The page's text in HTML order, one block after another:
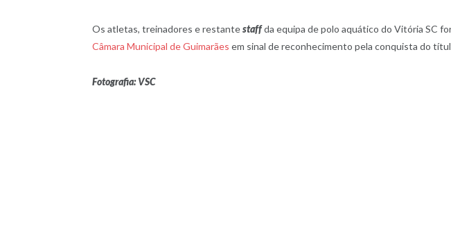
Os atletas, treinadores e restantestaffda equipa de polo aquático do Vitória SC
Câmara Municipal de Guimarães em sinal de reconhecimento pela conquista do
Fotografia: VSC